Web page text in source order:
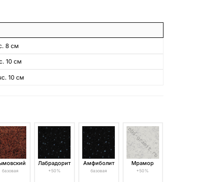
8 см
10 см
10 см
базовая
Лабрадорит
+50%
Амфиболит
базовая
Мрамор
+50%